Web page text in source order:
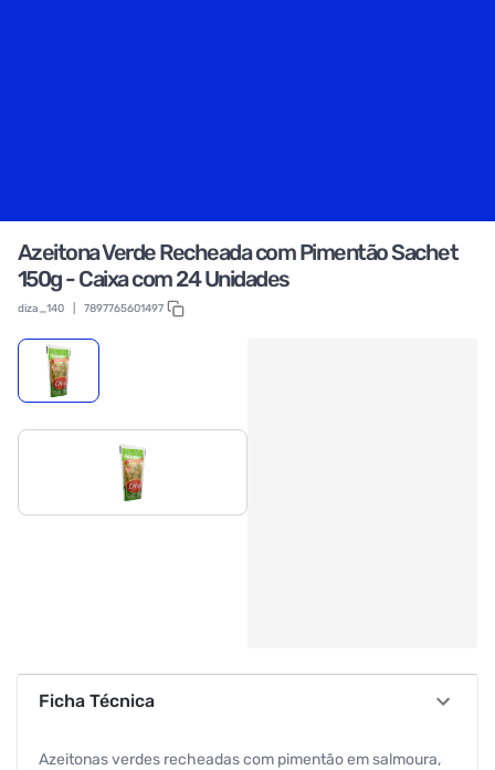
Azeitona Verde Recheada com Pimentão Sachet
150g - Caixa com 24 Unidades
diza_140 7897765601497
Ficha Técnica
Azeitonas verdes recheadas com pimentão em salmoura,